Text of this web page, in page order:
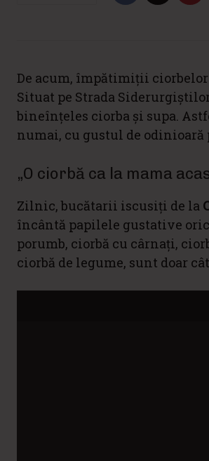
De acum, împătimiții
Situat pe Strada
bineînțeles ciorba și supa.
numai, cu gustul de odinioară
„O ciorbă ca la mama
Zilnic, bucătarii iscusiți de la
încântă papilele gustative
porumb, ciorbă cu cârnați,
ciorbă de legume, sunt doar